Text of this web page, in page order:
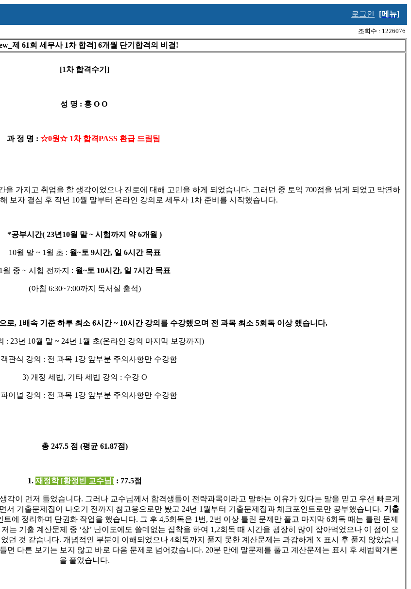
로그인 [메뉴]
조회수 : 1226076
제 61회 세무사 1차 합격] 6개월 단기합격의 비결!
[1차 합격수기 ]
성 명 : 홍 O O
과 정 명 : ☆0원☆ 1차 합격PASS 환급 드림팀
을 가지고 취업을 할 생각이었으나 진로에 대해 고민을 하게 되었습니다. 그러던 중 토익 700점을 넘게 되었고 막연하
보자 결심 후 작년 10월 말부터 온라인 강의로 세무사 1 차 준비를 시작했습니다.
*공부시간( 23년 10월 말~시험까지 약6개월 )
10월 말 ~ 1 월 초 : 월~토 9시간, 일 6시간 목표
1 월 중 ~ 시험 전까지 : 월~토 10시간, 일 7시간 목표
(아침 6:30~7:00까지 독서실 출석)
로, 1배속 기준 하루 최소 6시간~ 10시간 강의를 수강했으며 전 과목 최소 5회독 이상 했습니다.
: 23년 10월 말 ~ 24년 1 월 초(온라인 강의 마지막 보강까지 )
객관식 강의 : 전 과목 1 강 앞부분 주의사항만 수강함
3) 개정 세법, 기타 세법 강의 : 수강 O
파이널 강의 : 전 과목 1 강 앞부분 주의사항만 수강함
총 247.5 점 (평균 61.87점)
1. 재정학 [황정빈 교수님]: 77.5점
각이 먼저 들었습니다. 그러나 교수님께서 합격생들이 전략과목이라고 말하는 이유가 있다는 말을 믿고 우선 빠르게
서 기출문제집이 나오기 전까지 참고용으로만 봤고 24년 1 월부터 기출문제집과 체크포인트로만 공부했습니다. 기출
에 정리하며 단권화 작업을 했습니다. 그 후 4,5회독은 1 번 , 2번 이상 틀린 문제만 풀고 마지막 6회독 때는 틀린 문제
저는 기출 계산문제 중 ‘상’ 난이도에도 쓸데없는 집착을 하여 1,2회독 때 시간을 굉장히 많이 잡아먹었으나 이 점이 오
던 것 같습니다. 개념적인 부분이 이해되었으나 4회독까지 풀지 못한 계산문제는 과감하게 X 표시 후 풀지 않았습니
면 다른 보기는 보지 않고 바로 다음 문제로 넘어갔습니다. 20분 만에 말문제를 풀고 계산문제는 표시 후 세법학개론
을 풀었습니다.